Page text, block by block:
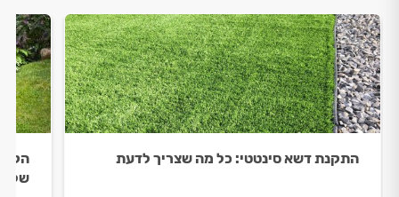
התקנת דשא סינטטי: כל מה שצריך לדעת
שלב